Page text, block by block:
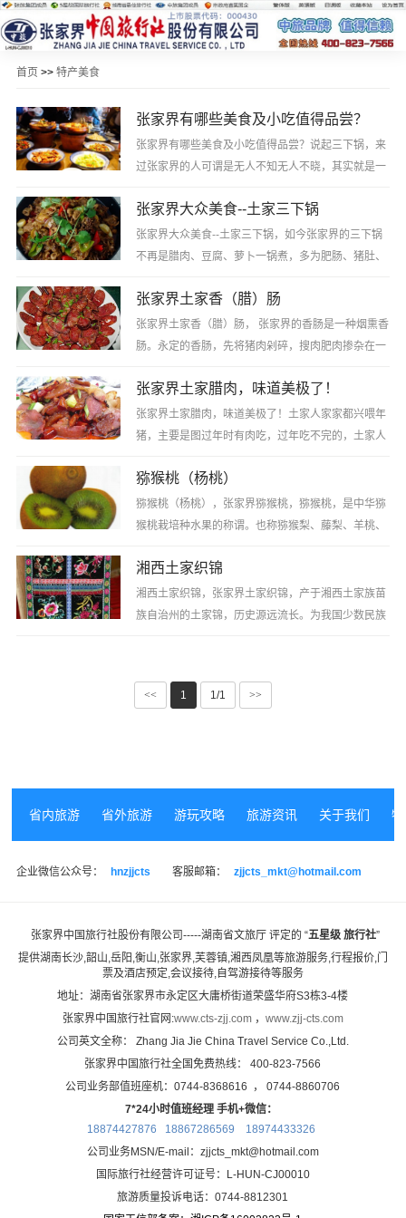
首页 >> 特产美食
张家界有哪些美食及小吃值得品尝？
张家界有哪些美食及小吃值得品尝？说起三下锅，来
过张家界的人可谓是无人不知无人不晓，其实就是一
肠、猪肚、牛肚、羊肚、猪蹄或猪头肉等选其中二···
张家界大众美食--土家三下锅
张家界大众美食--土家三下锅，如今张家界的三下锅
不再是腊肉、豆腐、萝卜一锅煮，多为肥肠、猪肚、
经过本地的土厨师特殊加工成一锅煮。三下锅的···
张家界土家香（腊）肠
张家界土家香（腊）肠， 张家界的香肠是一种烟熏香
肠。永定的香肠，先将猪肉剁碎，搜肉肥肉掺杂在一
搅拌，然后灌入猪肠中烟薰15天以上，把里面的···
张家界土家腊肉，味道美极了！
张家界土家腊肉，味道美极了！土家人家家都兴喂年
猪，主要是图过年时有肉吃，过年吃不完的，土家人
看，把腊肉放在锅里烹煮，香飘十里，勾人食欲···
猕猴桃（杨桃）
猕猴桃（杨桃），张家界猕猴桃，猕猴桃，是中华猕
猴桃栽培种水果的称谓。也称猕猴梨、藤梨、羊桃、
圆形的。深褐色并带毛的表皮一般不食用，而其···
湘西土家织锦
湘西土家织锦，张家界土家织锦，产于湘西土家族苗
族自治州的土家锦，历史源远流长。为我国少数民族
<< 1 1/1 >>
省内旅游 省外旅游 游玩攻略 旅游资讯 关于我们
企业微信公众号： hnzjjcts 客服邮箱： zjjcts_mkt@hotmail.com
张家界中国旅行社股份有限公司-----湖南省文旅厅 评定的 “五星级 旅行社”
提供湖南长沙,韶山,岳阳,衡山,张家界,芙蓉镇,湘西凤凰等旅游服务, 行程报价,门
票及酒店预定,会议接待,自驾游接待等服务
地址：湖南省张家界市永定区大庸桥街道荣盛华府S3栋3-4楼
张家界中国旅行社官网:www.cts-zjj.com， www.zjj-cts.com
公司英文全称： Zhang Jia Jie China Travel Service Co.,Ltd.
张家界中国旅行社全国免费热线： 400-823-7566
公司业务部值班座机：0744-8368616 ， 0744-8860706
7*24小时值班经理 手机+微信：
18874427876 18867286569 18974433326
公司业务MSN/E-mail：zjjcts_mkt@hotmail.com
国际旅行社经营许可证号：L-HUN-CJ00010
旅游质量投诉电话：0744-8812301